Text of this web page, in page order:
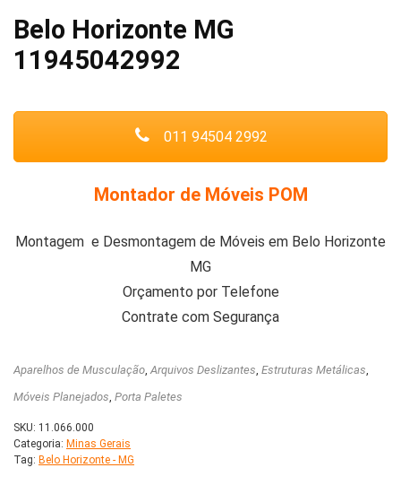
Belo Horizonte MG
11945042992
011 94504 2992
Montador de Móveis POM
Montagem e Desmontagem de Móveis em Belo Horizonte
MG
Orçamento por Telefone
Contrate com Segurança
Aparelhos de Musculação,Arquivos Deslizantes, Estruturas Metálicas,
Móveis Planejados, Porta Paletes
SKU: 11.066.000
Categoria: Minas Gerais
Tag: Belo Horizonte - MG